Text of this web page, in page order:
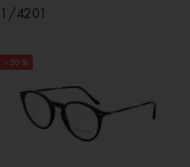
1/4201
- 50 %